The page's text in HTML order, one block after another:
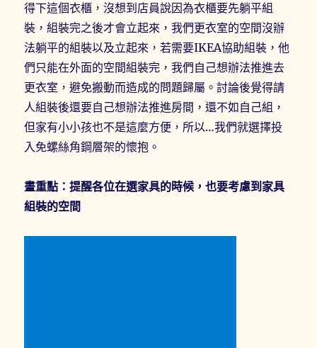
得下這個衣櫃，沒想到店員說因為衣櫃要先躺平組
裝，組裝完之後才會立起來，我們更衣室的空間沒辦
法躺平的組裝以及立起來，若需要IKEA協助組裝，他
們只能在外面的空間組裝完，我們自己想辦法推進去
更衣室，避免搬動而造成的問題歸屬。討論後覺得請
人組裝後還要自己想辦法推進房間，還不如自己組，
但家有小小孩也不是這麼方便，所以…我們就選擇投
入免螺絲角鋼層架的懷抱。
畫重點：提醒各位在選家具的時候，也要考慮到家具
組裝的空間